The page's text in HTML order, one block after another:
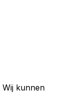
Wij kunnen